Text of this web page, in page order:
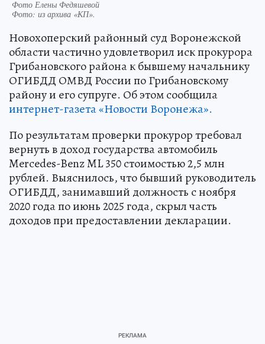
Фото Елены Федяшевой
Фото: из архива «КП».
Новохоперский районный суд Воронежской
области частично удовлетворил иск прокурора
Грибановского района к бывшему начальнику
ОГИБДД ОМВД России по Грибановскому
району и его супруге. Об этом сообщила
интернет-газета «Новости Воронежа».
По результатам проверки прокурор требовал
вернуть в доход государства автомобиль
Mercedes-Benz ML 350 стоимостью 2,5 млн
рублей. Выяснилось, что бывший руководитель
ОГИБДД, занимавший должность с ноября
2020 года по июнь 2025 года, скрыл часть
доходов при предоставлении декларации.